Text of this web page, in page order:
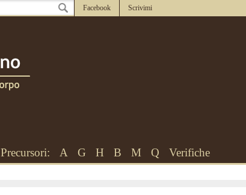
Facebook Scrivimi
Precursori: A G H B M Q Verifiche